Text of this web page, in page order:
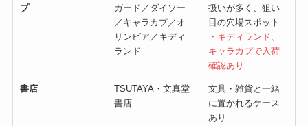
プ
ガード／ダイソー
／キャラカプ／オ
リンピア／キディ
ランド
扱いが多く、狙い
目の穴場スポット
・キディランド、
キャラカプで入荷
確認あり
書店
TSUTAYA・文真堂
書店
文具・雑貨と一緒
に置かれるケース
あり